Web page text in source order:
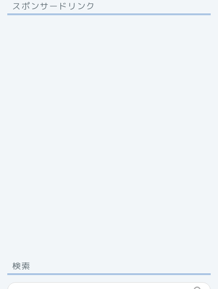
スポンサードリンク
検索